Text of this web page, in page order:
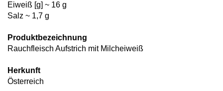
Eiweiß [g] ~ 16 g
Salz ~ 1,7 g
Produktbezeichnung
Rauchfleisch Aufstrich mit Milcheiweiß
Herkunft
Österreich